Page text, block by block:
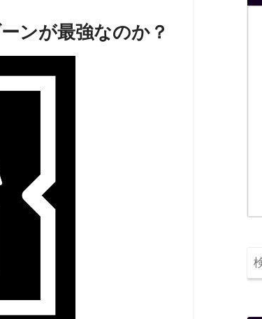
ンが最強なのか？